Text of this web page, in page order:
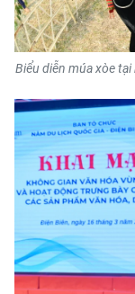
Media Y tế
Media Khoa
Media Môi
Ảnh
Infographic
TIN MỚI
TIN ĐỊA
Biểu diễn múa xòe